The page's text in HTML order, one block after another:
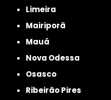
Limeira
Mairiporã
Mauá
Nova Odessa
Osasco
Ribeirão Pires